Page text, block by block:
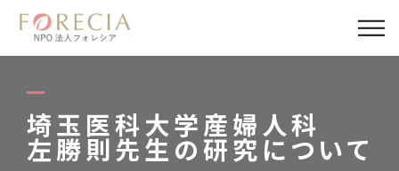
埼玉医科大学産婦人科
左勝則先生の研究について
私たちについて
事業内容
事業実績